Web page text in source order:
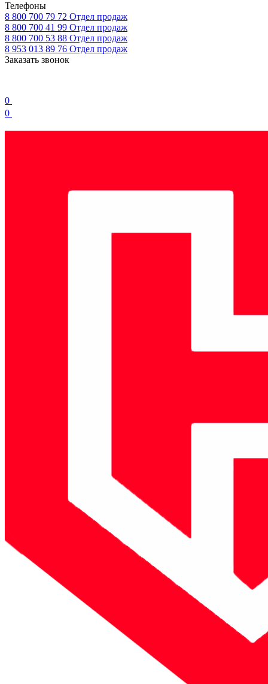
Телефоны
8 800 700 79 72 Отдел продаж
8 800 700 41 99 Отдел продаж
8 800 700 53 88 Отдел продаж
8 953 013 89 76 Отдел продаж
Заказать звонок
0
0